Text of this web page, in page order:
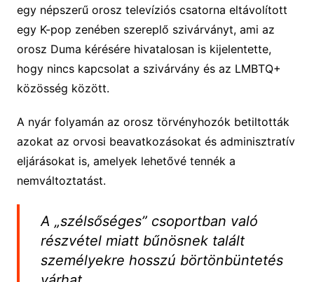
egy népszerű orosz televíziós csatorna eltávolított
egy K-pop zenében szereplő szivárványt, ami az
orosz Duma kérésére hivatalosan is kijelentette,
hogy nincs kapcsolat a szivárvány és az LMBTQ+
közösség között.
A nyár folyamán az orosz törvényhozók betiltották
azokat az orvosi beavatkozásokat és adminisztratív
eljárásokat is, amelyek lehetővé tennék a
nemváltoztatást.
A „szélsőséges” csoportban való
részvétel miatt bűnösnek talált
személyekre hosszú börtönbüntetés